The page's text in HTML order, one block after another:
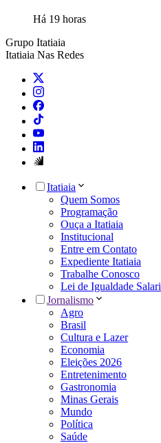
Há 19 horas
Grupo Itatiaia
Itatiaia Nas Redes
Itatiaia
Quem Somos
Programação
Ouça a Itatiaia
Institucional
Entre em Contato
Expediente Itatiaia
Trabalhe Conosco
Lei de Igualdade
Jornalismo
Agro
Brasil
Cultura e Lazer
Economia
Eleições 2026
Entretenimento
Gastronomia
Minas Gerais
Mundo
Política
Saúde